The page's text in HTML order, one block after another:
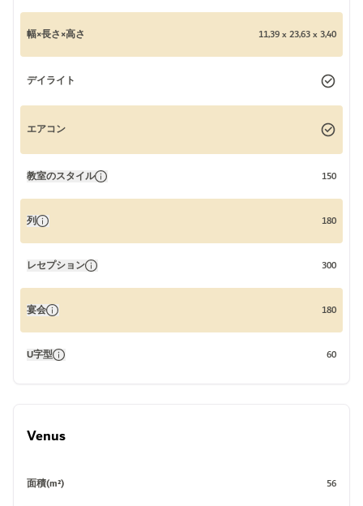
幅×長さ×高さ 11,39 x 23,63 x 3,40
デイライト
エアコン
教室のスタイル 150
列 180
レセプション 300
宴会 180
U字型 60
Venus
面積(m²) 56